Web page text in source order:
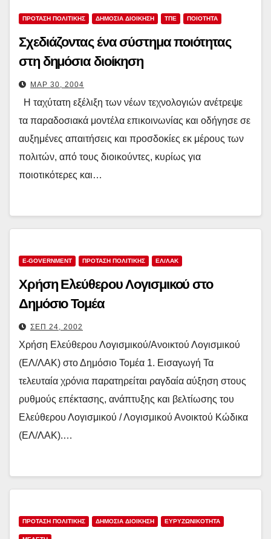
ΠΡΟΤΑΣΗ ΠΟΛΙΤΙΚΗΣ ΔΗΜΌΣΙΑ ΔΙΟΊΚΗΣΗ ΤΠΕ ΠΟΙΌΤΗΤΑ
Σχεδιάζοντας ένα σύστημα ποιότητας
στη δημόσια διοίκηση
ΜΑΡ 30, 2004
Η ταχύτατη εξέλιξη των νέων τεχνολογιών ανέτρεψε
τα παραδοσιακά μοντέλα επικοινωνίας και οδήγησε σε
αυξημένες απαιτήσεις και προσδοκίες εκ μέρους των
πολιτών, από τους διοικούντες, κυρίως για
ποιοτικότερες και…
E-GOVERNMENT ΠΡΟΤΑΣΗ ΠΟΛΙΤΙΚΗΣ ΕΛ/ΛΑΚ
Χρήση Ελεύθερου Λογισμικού στο
Δημόσιο Τομέα
ΣΕΠ 24, 2002
Χρήση Ελεύθερου Λογισμικού/Ανοικτού Λογισμικού
(ΕΛ/ΛΑΚ) στο Δημόσιο Τομέα 1. Εισαγωγή Τα
τελευταία χρόνια παρατηρείται ραγδαία αύξηση στους
ρυθμούς επέκτασης, ανάπτυξης και βελτίωσης του
Ελεύθερου Λογισμικού / Λογισμικού Ανοικτού Κώδικα
(ΕΛ/ΛΑΚ).…
ΠΡΟΤΑΣΗ ΠΟΛΙΤΙΚΗΣ ΔΗΜΌΣΙΑ ΔΙΟΊΚΗΣΗ ΕΥΡΥΖΩΝΙΚΌΤΗΤΑ